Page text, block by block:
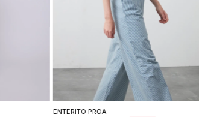
Seleccionar talle
ENTERITO PROA